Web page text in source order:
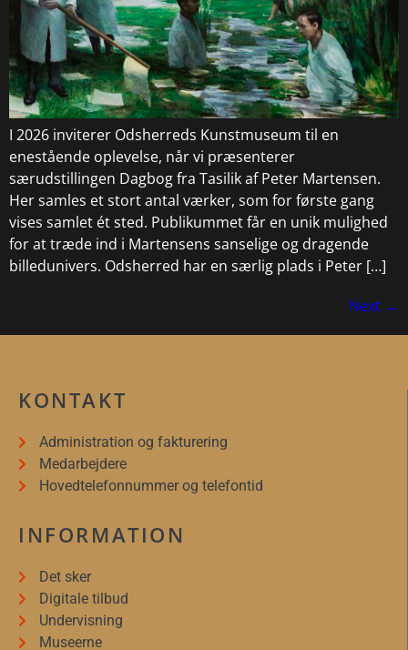
I 2026 inviterer Odsherreds Kunstmuseum til en
enestående oplevelse, når vi præsenterer
særudstillingen Dagbog fra Tasilik af Peter Martensen.
Her samles et stort antal værker, som for første gang
vises samlet ét sted. Publikummet får en unik mulighed
for at træde ind i Martensens sanselige og dragende
billedunivers. Odsherred har en særlig plads i Peter […]
Next →
KONTAKT
Administration og fakturering
Medarbejdere
Hovedtelefonnummer og telefontid
INFORMATION
Det sker
Digitale tilbud
Undervisning
Museerne